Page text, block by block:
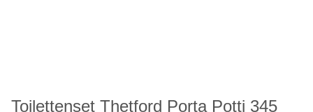
Toilettenset Thetford Porta Potti 345